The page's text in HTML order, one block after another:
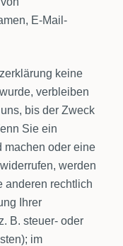
E-Mail-
keine
verbleiben
bis der Zweck
Sie ein
machen oder eine
werden
anderen rechtlich
Ihrer
B. steuer- oder
im